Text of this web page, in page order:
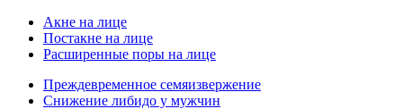
Акне на лице
Постакне на лице
Расширенные поры на лице
Преждевременное семяизвержение
Снижение либидо у мужчин